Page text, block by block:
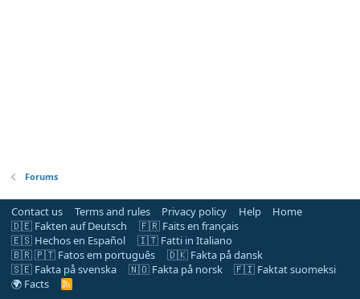
Forums
Contact us Terms and rules Privacy policy Help
Home
🇩🇪 Fakten auf Deutsch
🇫🇷 Faits en français
🇪🇸 Hechos en Español
🇮🇹 Fatti in Italiano
🇧🇷 🇵🇹 Fatos em português
🇩🇰 Fakta på dansk
🇸🇪 Fakta på svenska
🇳🇴 Fakta på norsk
🇫🇮 Faktat suomeksi
🌍 Facts
R